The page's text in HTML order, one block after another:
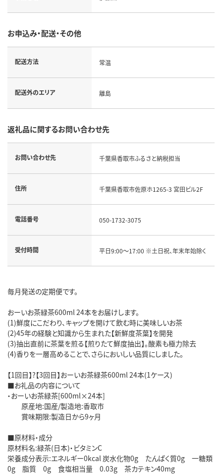
お申込み・配送・その他
配送方法 常温
配送外のエリア 離島
返礼品に関するお問い合わせ先
お問い合わせ先 千葉県香取市ふるさと納税担当
住所 千葉県香取市佐原ホ1265-3 宮田ビル2F
電話番号 050-1732-3075
受付時間 平日9:00～17:00 ※土日祝、年末年始除く
毎月発送の定期便です。
おーいお茶緑茶600ml 24本をお届けします。
(1)鮮度にこだわり、キャップを開けて飲む時に美味しいお茶
(2)45年の経験と知識から生まれた【新鮮度茶葉】を開発
(3)抽出直前に茶葉を煎る【煎りたて鮮度抽出】。酸素も極力除去
(4)香りを一層高めることで、さらにおいしい品質にしました。
【1回目】?【3回目】おーいお茶緑茶600ml 24本(1ケース)
■お礼品の内容について
・おーいお茶緑茶[600ml×24本]
原産地:国産/製造地:香取市
賞味期限:製造日から9ヶ月
■原材料・成分
原材料名:緑茶(日本)・ビタミンC
栄養成分表示:エネルギー0kcal 炭水化物0g たんぱく質0g 一糖類
0g 脂質 0g 食塩相当量 0.03g 茶カテキン40mg